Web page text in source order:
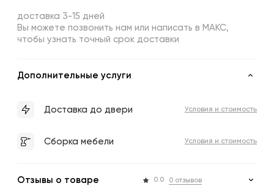
доставка 3-15 дней
Вы можете позвонить нам или написать в МАКС,
чтобы узнать точный срок доставки
Дополнительные услуги
Доставка до двери Условия и стоимость
Сборка мебели Условия и стоимость
Отзывы о товаре 0.0 0 отзывов